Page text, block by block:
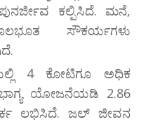
ಕಲ್ಪಿಸಿದೆ. ಮನೆ,
ಸೌಕರ್ಯಗಳು
4 ಕೋಟಿಗೂ ಅಧಿಕ
ಯೋಜನೆಯಡಿ 2.86
ಲಭಿಸಿದೆ. ಜಲ್ ಜೀವನ